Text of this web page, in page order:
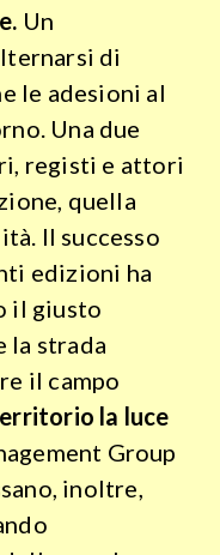
Un
di
le adesioni al
Una due
registi e attori
quella
Il successo
edizioni ha
il giusto
la strada
il campo
la luce
Group
inoltre,